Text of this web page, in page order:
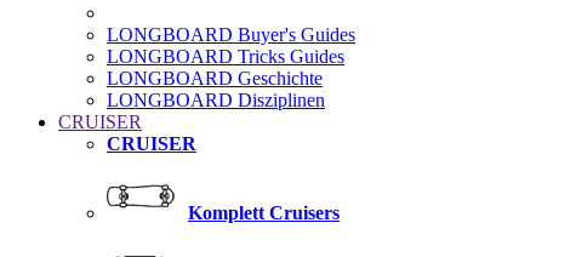
LONGBOARD Buyer's Guides
LONGBOARD Tricks Guides
LONGBOARD Geschichte
LONGBOARD Disziplinen
CRUISER
CRUISER
Komplett Cruisers